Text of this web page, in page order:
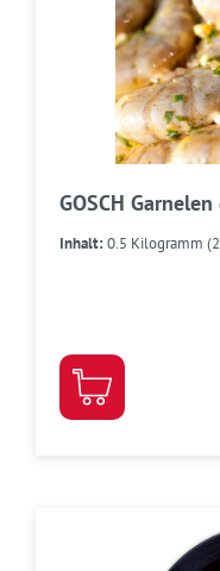
GOSCH
Inhalt:0.5 Kilogramm